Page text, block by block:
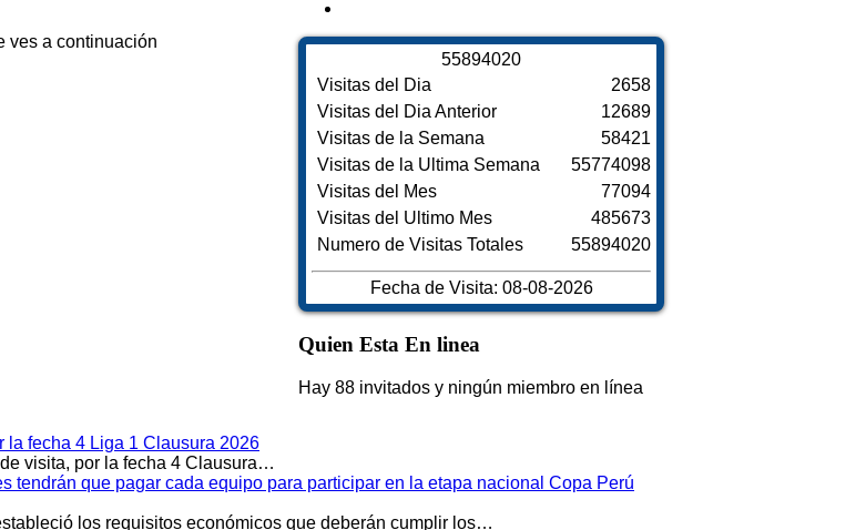
ves a continuación
55894020
Visitas del Dia
Visitas del Dia Anterior
Visitas de la Semana
Visitas de la Ultima Semana
Visitas del Mes
Visitas del Ultimo Mes
Numero de Visitas Totales
2658
12689
58421
55774098
77094
485673
55894020
Fecha de Visita: 08-08-2026
Quien Esta En linea
Hay 88 invitados y ningún miembro en línea
la fecha 4 Liga 1 Clausura 2026
visita, por la fecha 4 Clausura…
tendrán que pagar cada equipo para participar en la etapa nacional Copa Perú
los requisitos económicos que deberán cumplir los…